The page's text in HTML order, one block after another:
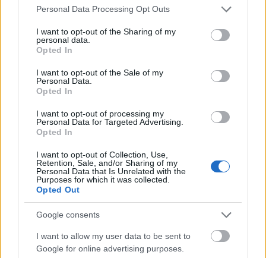
Please note that this website/app uses one or more Google
not limited to your visit or usage behaviour. You may click to
grant or deny consent to Google and its third-party tags to
use your data for below specified purposes in below Google
consent section.
Personal Data Processing Opt Outs
I want to opt-out of the Sharing of my
personal data.
Opted In
I want to opt-out of the Sale of my
Personal Data.
Opted In
I want to opt-out of processing my
Personal Data for Targeted Advertising.
Opted In
I want to opt-out of Collection, Use,
Retention, Sale, and/or Sharing of my
Personal Data that Is Unrelated with the
Purposes for which it was collected.
Opted Out
Google consents
I want to allow my user data to be sent to
Google for online advertising purposes.
ΥΓΕΊΑ - ΠΕΡΙΒΆΛΛΟΝ
Συναγερμός για τον Έμπολα: Πάνω από 4.000
κρούσματα στο Κονγκό – Φόβοι για πιθανή μετάλλαξη
ΑΝΑΡΤΗΘΗΚΕ ΑΠΟΆΛΚΗΣΤΗ ΓΑΤΟΠΟΎΛΟΥ 6 ΑΥΓΟΎΣΤΟΥ 2026